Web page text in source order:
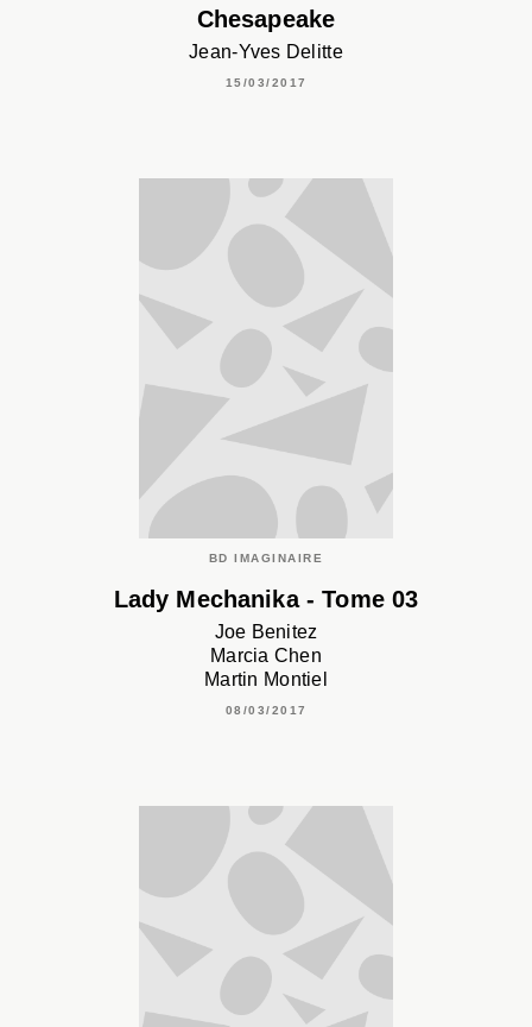
Chesapeake
Jean-Yves Delitte
15/03/2017
BD IMAGINAIRE
Lady Mechanika - Tome 03
Joe Benitez
Marcia Chen
Martin Montiel
08/03/2017